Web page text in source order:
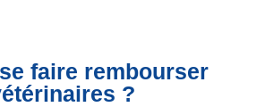
faire rembourser
?